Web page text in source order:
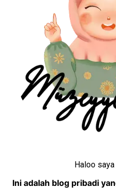
Haloo saya
Ini adalah blog pribadi